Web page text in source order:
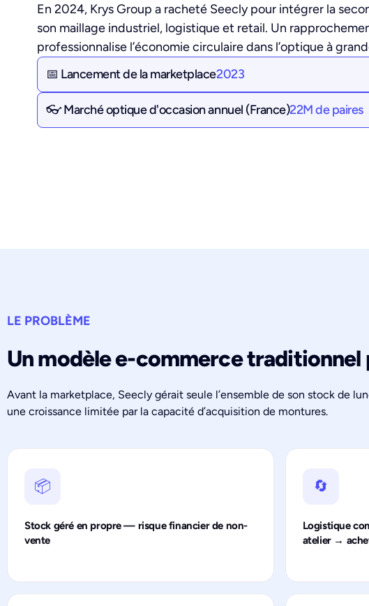
En 2024, Krys Group a racheté Seecly pour intégrer la
son maillage industriel, logistique et retail. Un
professionnalise l’économie circulaire dans l’optique à
📅 Lancement de la marketplace2023
👓 Marché optique d'occasion annuel (France)22M de paires
LE PROBLÈME
Un modèle e-commerce traditionnel
Avant la marketplace, Seecly gérait seule l’ensemble de son stock de
une croissance limitée par la capacité d’acquisition de montures.
📦
Stock géré en propre — risque financier de non-
vente
🔄
Logistique
atelier →